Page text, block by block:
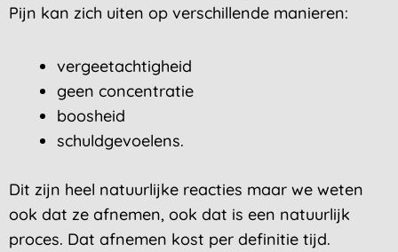
Pijn kan zich uiten op verschillende manieren:
vergeetachtigheid
geen concentratie
boosheid
schuldgevoelens.
Dit zijn heel natuurlijke reacties maar we weten
ook dat ze afnemen, ook dat is een natuurlijk
proces. Dat afnemen kost per definitie tijd.